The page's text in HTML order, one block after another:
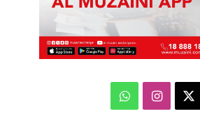
انستقرامواتساب